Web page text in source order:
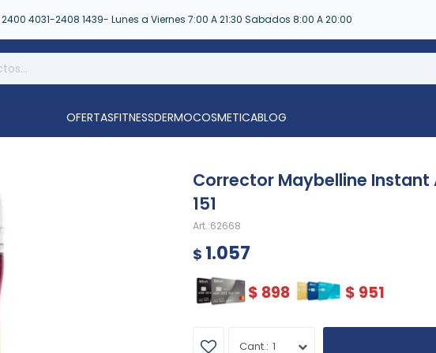
2400 4031-2408 1439- Lunes a Viernes 7:00 A 21:30 Sabados 8:00 A 20:00
OFERTASFITNESSDERMOCOSMETICABLOG
Corrector Maybelline Instant
151
62668
$ 1.057
$ 898 $ 951
1